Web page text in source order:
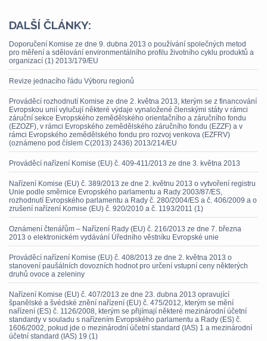
DALŠÍ ČLÁNKY:
Doporučení Komise ze dne 9. dubna 2013 o používání společných metod
pro měření a sdělování environmentálního profilu životního cyklu produktů a
organizací (1) 2013/179/EU
Revize jednacího řádu Výboru regionů
Prováděcí rozhodnutí Komise ze dne 2. května 2013, kterým se z financování
Evropskou unií vylučují některé výdaje vynaložené členskými státy v rámci
záruční sekce Evropského zemědělského orientačního a záručního fondu
(EZOZF), v rámci Evropského zemědělského záručního fondu (EZZF) a v
rámci Evropského zemědělského fondu pro rozvoj venkova (EZFRV)
(oznámeno pod číslem C(2013) 2436) 2013/214/EU
Prováděcí nařízení Komise (EU) č. 409-411/2013 ze dne 3. května 2013
Nařízení Komise (EU) č. 389/2013 ze dne 2. květnu 2013 o vytvoření registru
Unie podle směrnice Evropského parlamentu a Rady 2003/87/ES,
rozhodnutí Evropského parlamentu a Rady č. 280/2004/ES a č. 406/2009 a o
zrušení nařízení Komise (EU) č. 920/2010 a č. 1193/2011 (1)
Oznámení čtenářům – Nařízení Rady (EU) č. 216/2013 ze dne 7. března
2013 o elektronickém vydávání Úředního věstníku Evropské unie
Prováděcí nařízení Komise (EU) č. 408/2013 ze dne 2. května 2013 o
stanovení paušálních dovozních hodnot pro určení vstupní ceny některých
druhů ovoce a zeleniny
Nařízení Komise (EU) č. 407/2013 ze dne 23. dubna 2013 opravující
španělské a švédské znění nařízení (EU) č. 475/2012, kterým se mění
nařízení (ES) č. 1126/2008, kterým se přijímají některé mezinárodní účetní
standardy v souladu s nařízením Evropského parlamentu a Rady (ES) č.
1606/2002, pokud jde o mezinárodní účetní standard (IAS) 1 a mezinárodní
účetní standard (IAS) 19 (1)